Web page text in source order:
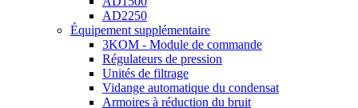
AD2250
Équipement supplémentaire
3KOM - Module de commande
Régulateurs de pression
Unités de filtrage
Vidange automatique du condensat
Armoires à réduction du bruit